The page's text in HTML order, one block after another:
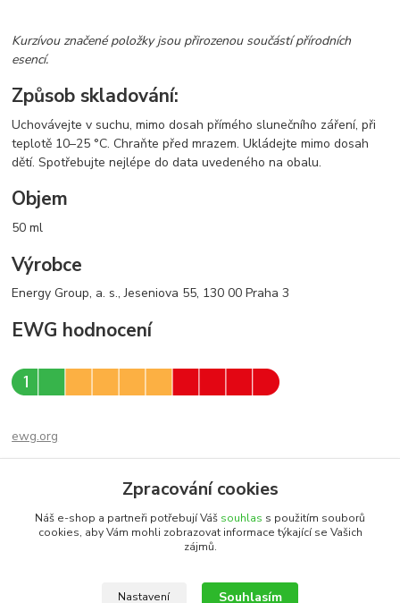
Kurzívou značené položky jsou přirozenou součástí přírodních
esencí.
Způsob skladování:
Uchovávejte v suchu, mimo dosah přímého slunečního záření, při
teplotě 10–25 °C. Chraňte před mrazem. Ukládejte mimo dosah
dětí. Spotřebujte nejlépe do data uvedeného na obalu.
Objem
50 ml
Výrobce
Energy Group, a. s., Jeseniova 55, 130 00 Praha 3
EWG hodnocení
ewg.org
Zboží zařazeno v kategoriích
Pentagram - regenerační krémy
Zpracování cookies
Náš e-shop a partneři potřebují Váš souhlas s použitím souborů
cookies, aby Vám mohli zobrazovat informace týkající se Vašich
zájmů.
Nastavení Souhlasím